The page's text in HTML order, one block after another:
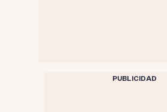
PUBLICIDAD